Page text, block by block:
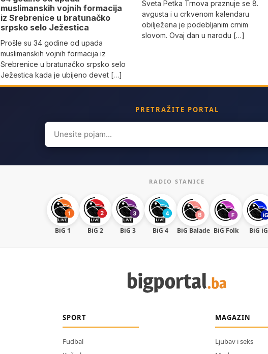
muslimanskih vojnih formacija
iz Srebrenice u bratunačko
srpsko selo Јežestica
Prošle su 34 godine od upada
muslimanskih vojnih formacija iz
Srebrenice u bratunačko srpsko selo
Јežestica kada je ubijeno devet […]
Sveta Petka Trnova praznuje se 8.
avgusta i u crkvenom kalendaru
obilježena je podebljanim crnim
slovom. Ovaj dan u narodu […]
PRETRAŽITE PORTAL
Search
for:
RADIO STANICE
BiG 1 BiG 2 BiG 3 BiG 4 BiG Balade BiG Folk BiG iG
SPORT
Fudbal
MAGAZIN
Ljubav i seks